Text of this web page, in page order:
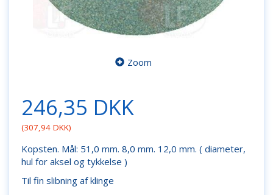
Zoom
246,35 DKK
(307,94 DKK)
Kopsten. Mål: 51,0 mm. 8,0 mm. 12,0 mm. ( diameter,
hul for aksel og tykkelse )
Til fin slibning af klinge